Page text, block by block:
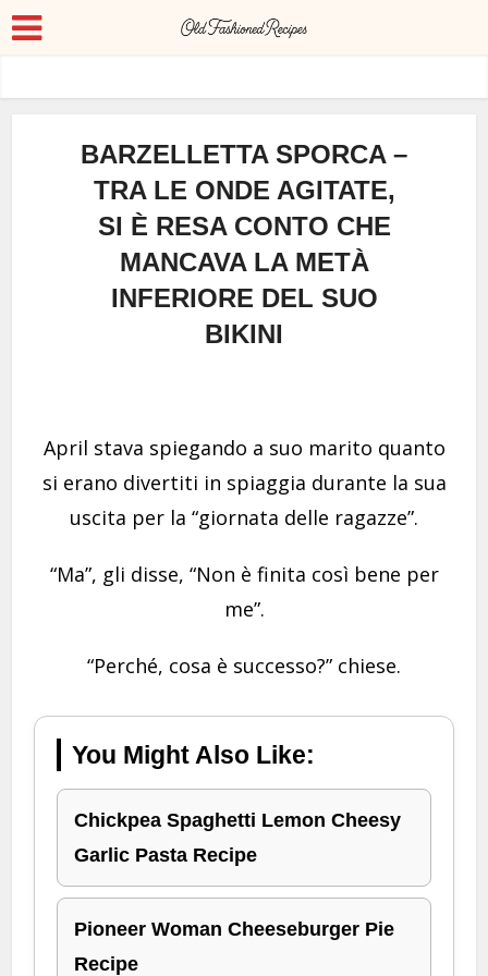
BARZELLETTA SPORCA –
TRA LE ONDE AGITATE,
SI È RESA CONTO CHE
MANCAVA LA METÀ
INFERIORE DEL SUO
BIKINI
April stava spiegando a suo marito quanto
si erano divertiti in spiaggia durante la sua
uscita per la “giornata delle ragazze”.
“Ma”, gli disse, “Non è finita così bene per
me”.
“Perché, cosa è successo?” chiese.
You Might Also Like:
Chickpea Spaghetti Lemon Cheesy
Garlic Pasta Recipe
Pioneer Woman Cheeseburger Pie
Recipe